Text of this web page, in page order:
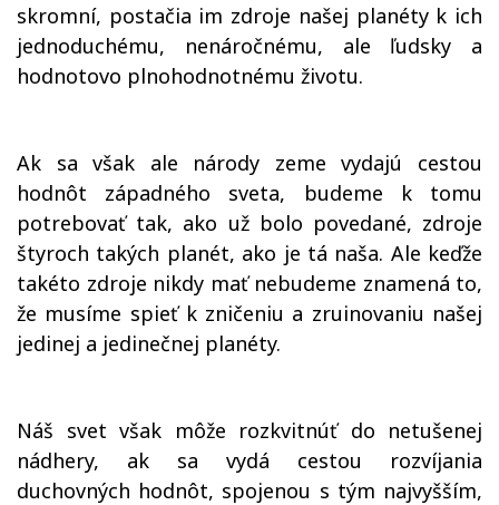
skromní, postačia im zdroje našej planéty k ich
jednoduchému, nenáročnému, ale ľudsky a
hodnotovo plnohodnotnému životu.
Ak sa však ale národy zeme vydajú cestou
hodnôt západného sveta, budeme k tomu
potrebovať tak, ako už bolo povedané, zdroje
štyroch takých planét, ako je tá naša. Ale keďže
takéto zdroje nikdy mať nebudeme znamená to,
že musíme spieť k zničeniu a zruinovaniu našej
jedinej a jedinečnej planéty.
Náš svet však môže rozkvitnúť do netušenej
nádhery, ak sa vydá cestou rozvíjania
duchovných hodnôt, spojenou s tým najvyšším,